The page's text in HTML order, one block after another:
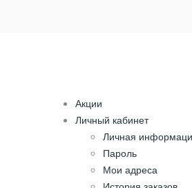
Акции
Личный кабинет
Личная
Пароль
Мои адреса